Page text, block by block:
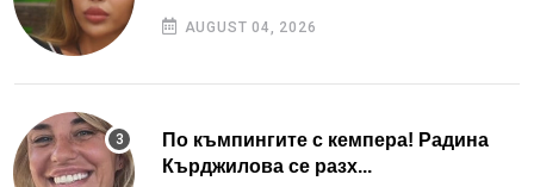
AUGUST 04, 2026
По къмпингите с кемпера! Радина
Кърджилова се разх...